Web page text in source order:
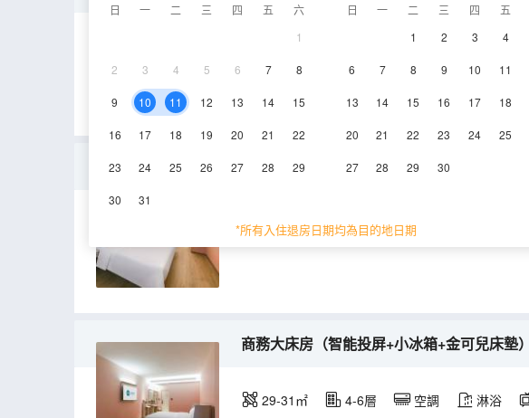
日 一 二 三 四 五
六
1
2 3 4 5 6 7 8
9 10 11 12 13 14 15
16 17 18 19 20 21 22
23 24 25 26 27 28 29
30 31
日 一 二 三 四 五
1
2 3 4
6 7 8 9 10 11
13 14 15 16 17 18
20 21 22 23 24 25
27 28 29 30
*所有入住退房日期均為目的地日期
33-35㎡ 空調 淋浴
大床房（智能投屏+恒温馬桶+新風系統）
20-27㎡ 4-6層 空調
商務大床房（智能投屏+小冰箱+金可兒床墊）
29-31㎡ 4-6層 空調 淋浴